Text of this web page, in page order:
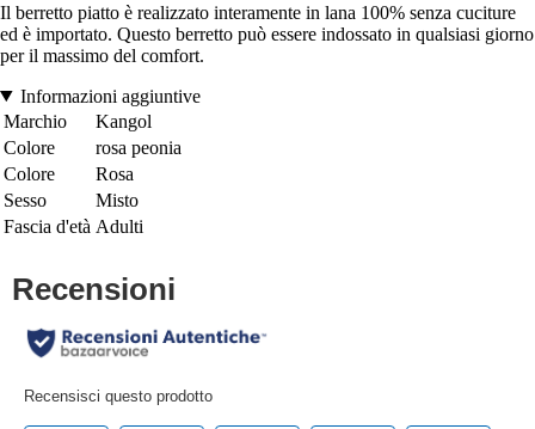
Il berretto piatto è realizzato interamente in lana 100% senza cuciture
ed è importato. Questo berretto può essere indossato in qualsiasi giorno
per il massimo del comfort.
Informazioni aggiuntive
Marchio
Kangol
Colore
rosa peonia
Colore
Rosa
Sesso
Misto
Fascia d'età Adulti